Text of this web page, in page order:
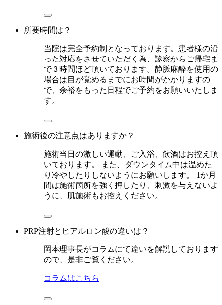
所要時間は？
当院は完全予約制となっております。患者様の沿
った対応をさせていただく為、診察からご帰宅ま
で３時間ほど頂いております。静脈麻酔を使用の
場合は目が覚めるまでにお時間がかかりますの
で、余裕をもった日程でご予約をお願いいたしま
す。
施術後の注意点はありますか？
施術当日の激しい運動、ご入浴、飲酒はお控え頂
いております。 また、ダウンタイム中は温めた
り冷やしたりしないようにお願いします。 1か月
間は施術箇所を強く押したり、刺激を与えないよ
うに、肌施術もお控えください。
PRP注射とヒアルロン酸の違いは？
岡本理事長がコラムにて違いを解説しております
ので、是非ご覧ください。
コラムはこちら